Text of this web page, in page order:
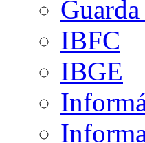
IBFC
IBGE